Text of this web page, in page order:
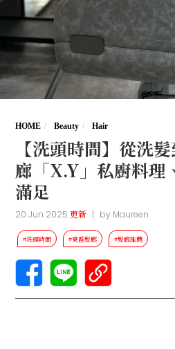
HOME Beauty Hair
【洗頭時間】從洗
廊「X.Y」私廚料理
滿足
20 Jun 2025更新 | by Maureen
#洗頭時間 #東區髮廊 #髮廊推薦